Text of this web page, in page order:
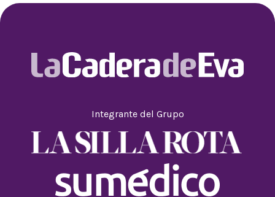
Integrante del Grupo